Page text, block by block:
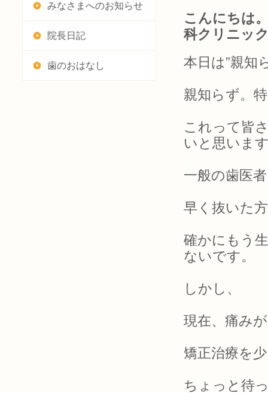
みなさまへのお知らせ
院長日記
歯のおはなし
こんにちは
科クリニッ
本日は”親知
親知らず。
これって皆
いと思いま
一般の歯医
早く抜いた
確かにもう
ないです。
しかし、
現在、痛み
矯正治療を
ちょっと待